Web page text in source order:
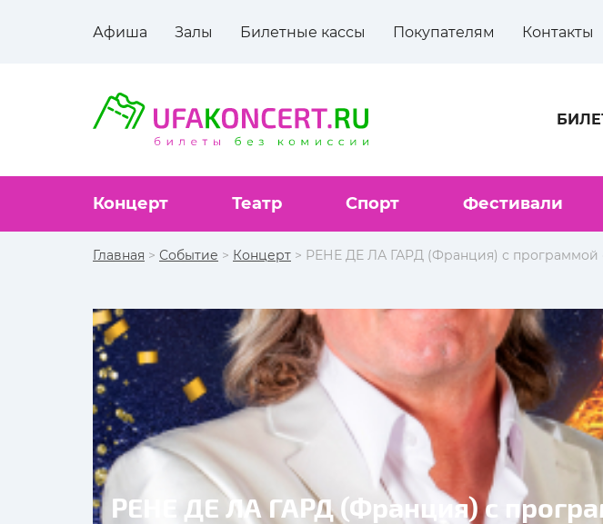
Афиша Залы Билетные кассы Покупателям Контакты
Концерт Театр Спорт Фестивали
Главная > Событие > Концерт > РЕНЕ ДЕ ЛА ГАРД (Франция) с
РЕНЕ ДЕ ЛА ГАРД (Франция) с